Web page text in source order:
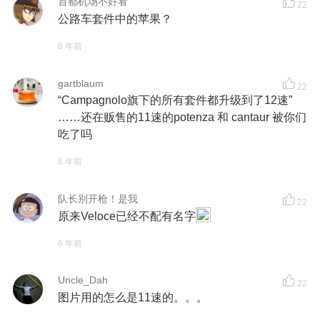
22
公路车套件中的苹果？
6 年前
gartblaum 22
“Campagnolo旗下的所有套件都升级到了12速”
……还在贩售的11速的potenza 和 cantaur 被你们
吃了吗
6 年前
队长别开枪！是我 22
原来Veloce已经不配有名字
6 年前
Uncle_Dah 22
图片用的怎么是11速的。。。